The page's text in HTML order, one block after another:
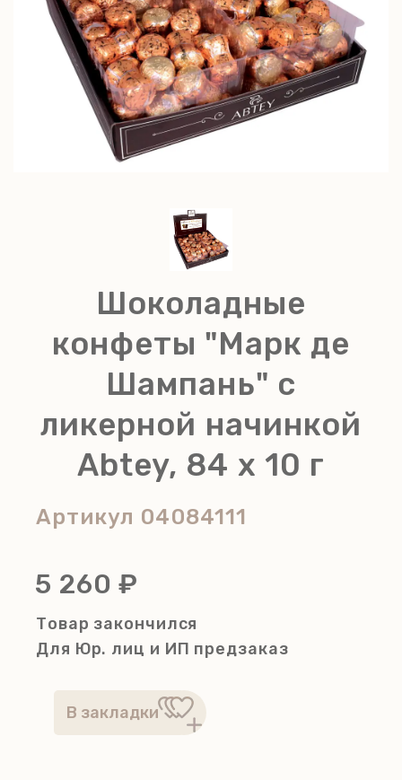
Шоколадные
конфеты "Марк де
Шампань" с
ликерной начинкой
Abtey, 84 х 10 г
Артикул 04084111
5 260 ₽
Товар закончился
Для Юр. лиц и ИП предзаказ